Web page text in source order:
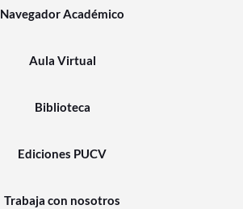
Navegador Académico
Aula Virtual
Biblioteca
Ediciones PUCV
Trabaja con nosotros